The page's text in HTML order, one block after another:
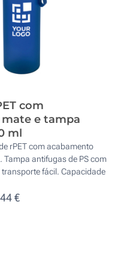
com
e tampa
ml
rPET com acabamento
Tampa antifugas de PS com
fácil. Capacidade
€